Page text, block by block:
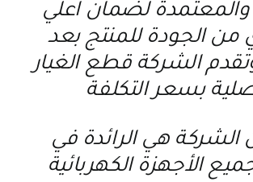
والمعتمدة لضمان اعلي
الجودة للمنتج بعد
الشركة قطع الغيار
بسعر التكلفة
الشركة هي الرائدة في
الأجهزة الكهربائية